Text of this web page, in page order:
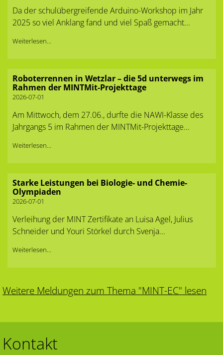
Da der schulübergreifende Arduino-Workshop im Jahr
2025 so viel Anklang fand und viel Spaß gemacht...
Weiterlesen...
Roboterrennen in Wetzlar – die 5d unterwegs im
Rahmen der MINTMit-Projekttage
2026-07-01
Am Mittwoch, dem 27.06., durfte die NAWI-Klasse des
Jahrgangs 5 im Rahmen der MINTMit-Projekttage...
Weiterlesen...
Starke Leistungen bei Biologie- und Chemie-
Olympiaden
2026-07-01
Verleihung der MINT Zertifikate an Luisa Agel, Julius
Schneider und Youri Störkel durch Svenja...
Weiterlesen...
Weitere Meldungen zum Thema "MINT-EC" lesen
Kontakt